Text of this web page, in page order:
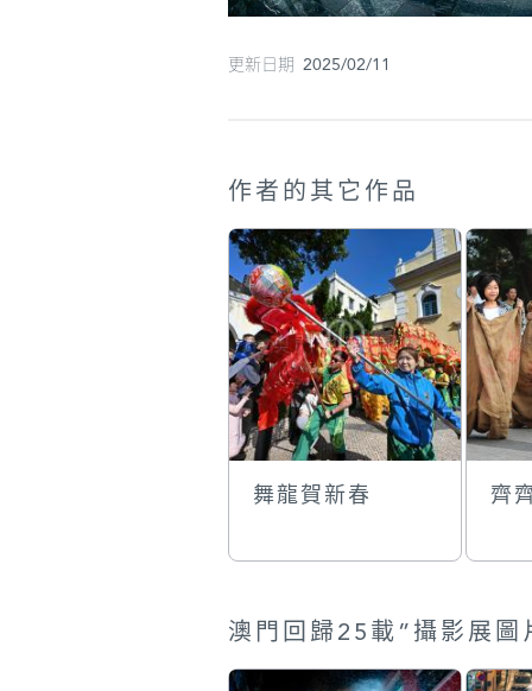
更新日期 2025/02/11
作者的其它作品
舞龍賀新春 齊